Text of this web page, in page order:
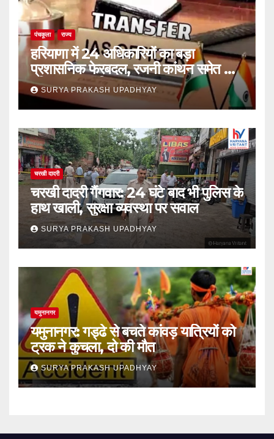
पंचकूला राज्य
हरियाणा में 24 अधिकारियों का बड़ा
प्रशासनिक फेरबदल, रजनी कांथन समेत कई
वरिष्ठ IAS शामिल
SURYA PRAKASH UPADHYAY
चरखी दादरी
चरखी दादरी गैंगवार: 24 घंटे बाद भी पुलिस के
हाथ खाली, सुरक्षा व्यवस्था पर सवाल
SURYA PRAKASH UPADHYAY
यमुनानगर
यमुनानगर: गड्ढे से बचते कांवड़ यात्रियों को
ट्रक ने कुचला, दो की मौत
SURYA PRAKASH UPADHYAY